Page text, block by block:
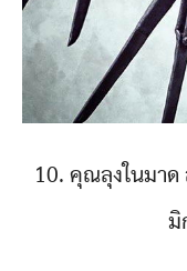
10. คุณลุงในมาด
มิ